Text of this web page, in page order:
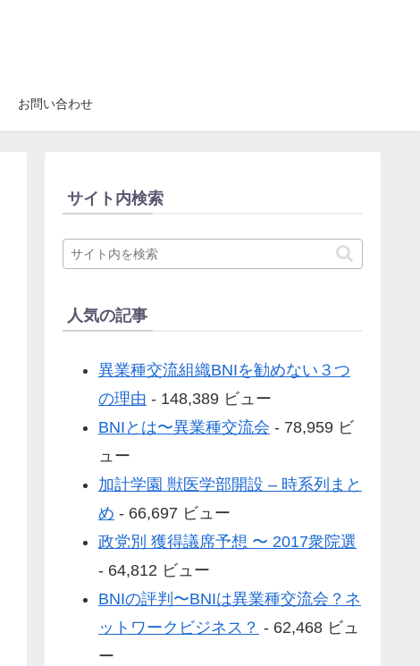
お問い合わせ
サイト内検索
人気の記事
異業種交流組織BNIを勧めない３つ
の理由 - 148,389 ビュー
BNIとは〜異業種交流会 - 78,959 ビ
ュー
加計学園 獣医学部開設 – 時系列まと
め - 66,697 ビュー
政党別 獲得議席予想 〜 2017衆院選
- 64,812 ビュー
BNIの評判〜BNIは異業種交流会？ネ
ットワークビジネス？ - 62,468 ビュ
ー